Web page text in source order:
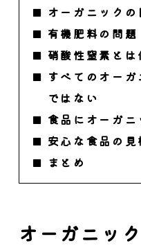
オーガニックの
有機肥料の問題
硝酸性窒素とは
すべてのオー
ではない
食品にオーガ
安心な食品の見
まとめ
オーガニッ